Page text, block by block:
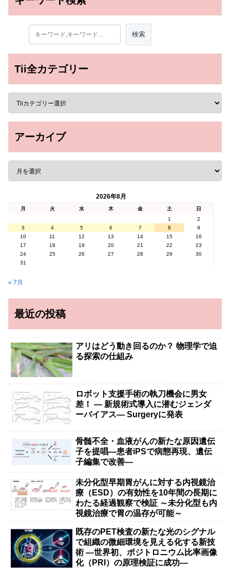
Tii全カテゴリー
アーカイブ
2026年8月
月 火 水 木 金 土
日
1
2
3
4 5 6 7 8
9
10
11 12 13 14 15
16
17
18 19 20 21 22
23
24
25 26 27 28 29
30
31
« 7月
最近の投稿
アリはどう動き回るのか？ 物理学で迫
る探索の仕組み
ロボット支援手術の執刀機会に男女
差！ — 新規術式導入に潜むジェンダ
ーバイアス— Surgeryに発表
骨髄不全・血液がんの新たな原因遺伝
子を提唱―患者iPSで病態再現、遺伝
子編集で改善―
未分化型早期胃がんに対する内視鏡治
療（ESD）の有効性を10年間の長期に
わたる経過観察で検証 ～未分化型も内
視鏡治療で胃の温存が可能～
既存のPET検査の新たな光のシグナル
で組織の微細環境を見える化する新技
術 ―世界初、ポジトロニウム比率画像
化（PRI）の原理検証に成功―